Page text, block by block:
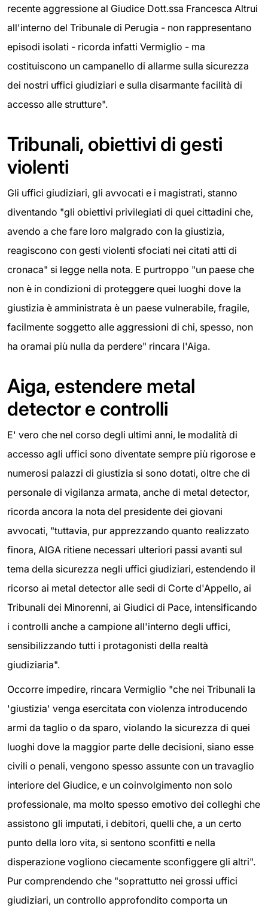
recente aggressione al Giudice Dott.ssa Francesca Altrui
all'interno del Tribunale di Perugia - non rappresentano
episodi isolati - ricorda infatti Vermiglio - ma
costituiscono un campanello di allarme sulla sicurezza
dei nostri uffici giudiziari e sulla disarmante facilità di
accesso alle strutture".
Tribunali, obiettivi di gesti
violenti
Gli uffici giudiziari, gli avvocati e i magistrati, stanno
diventando "gli obiettivi privilegiati di quei cittadini che,
avendo a che fare loro malgrado con la giustizia,
reagiscono con gesti violenti sfociati nei citati atti di
cronaca" si legge nella nota. E purtroppo "un paese che
non è in condizioni di proteggere quei luoghi dove la
giustizia è amministrata è un paese vulnerabile, fragile,
facilmente soggetto alle aggressioni di chi, spesso, non
ha oramai più nulla da perdere" rincara l'Aiga.
Aiga, estendere metal
detector e controlli
E' vero che nel corso degli ultimi anni, le modalità di
accesso agli uffici sono diventate sempre più rigorose e
numerosi palazzi di giustizia si sono dotati, oltre che di
personale di vigilanza armata, anche di metal detector,
ricorda ancora la nota del presidente dei giovani
avvocati, "tuttavia, pur apprezzando quanto realizzato
finora, AIGA ritiene necessari ulteriori passi avanti sul
tema della sicurezza negli uffici giudiziari, estendendo il
ricorso ai metal detector alle sedi di Corte d'Appello, ai
Tribunali dei Minorenni, ai Giudici di Pace, intensificando
i controlli anche a campione all'interno degli uffici,
sensibilizzando tutti i protagonisti della realtà
giudiziaria".
Occorre impedire, rincara Vermiglio "che nei Tribunali la
'giustizia' venga esercitata con violenza introducendo
armi da taglio o da sparo, violando la sicurezza di quei
luoghi dove la maggior parte delle decisioni, siano esse
civili o penali, vengono spesso assunte con un travaglio
interiore del Giudice, e un coinvolgimento non solo
professionale, ma molto spesso emotivo dei colleghi che
assistono gli imputati, i debitori, quelli che, a un certo
punto della loro vita, si sentono sconfitti e nella
disperazione vogliono ciecamente sconfiggere gli altri".
Pur comprendendo che "soprattutto nei grossi uffici
giudiziari, un controllo approfondito comporta un